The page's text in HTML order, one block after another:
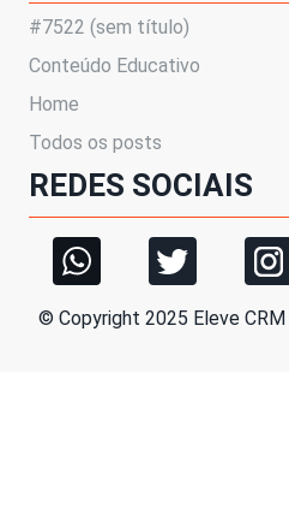
#7522 (sem título)
Conteúdo Educativo
Home
Todos os posts
REDES SOCIAIS
© Copyright 2025 Eleve